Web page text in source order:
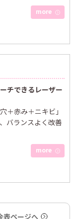
more
チできるレーザー
＋赤み＋ニキビ」
バランスよく改善
more
表ページへ